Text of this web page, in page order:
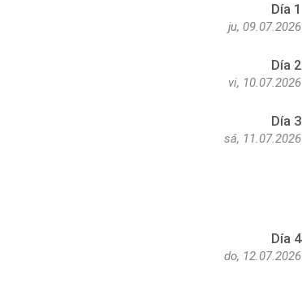
Día 1
ju, 09.07.2026
Día 2
vi, 10.07.2026
Día 3
sá, 11.07.2026
Día 4
do, 12.07.2026